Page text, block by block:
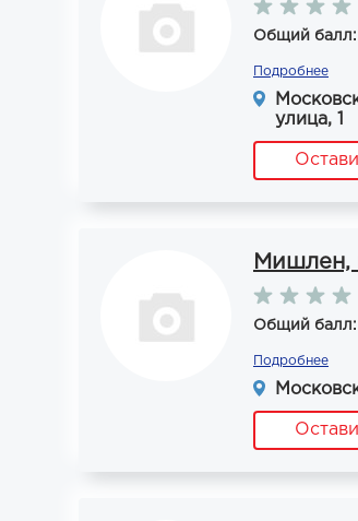
Общий
Подробнее
улица, 1
Мишлен,
Общий
Подробнее